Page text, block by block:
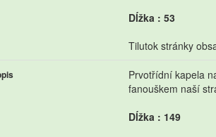
Dĺžka : 53
Tilutok stránky
Prvotřídní kapela
fanouškem naší
Dĺžka : 149